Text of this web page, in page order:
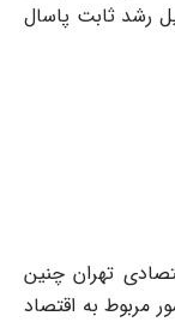
رشد ثابت پاسال
تهران چنین
مربوط به اقتصاد